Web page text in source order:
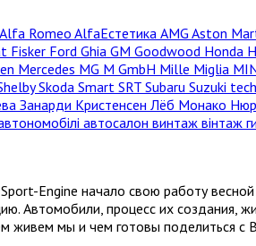
Alfa Romeo AlfaЕстетика AMG Aston
Fisker Ford Ghia GM Goodwood Honda
Mercedes MG M GmbH Mille Miglia
Skoda Smart SRT Subaru Suzuki
Занарди Кристенсен Лёб Монако
автосалон винтаж вінтаж
Engine начало свою работу
Автомобили, процесс их создания,
живем мы и чем готовы поделиться с